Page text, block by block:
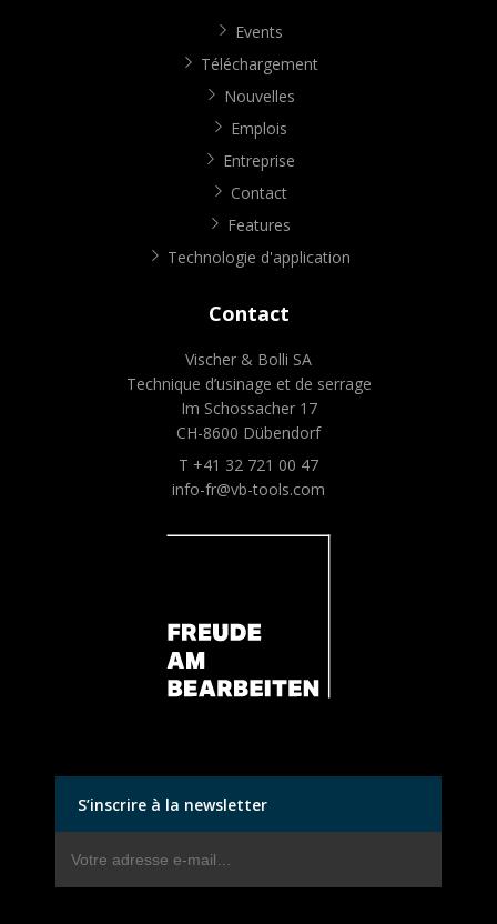
Events
Téléchargement
Nouvelles
Emplois
Entreprise
Contact
Features
Technologie d'application
Contact
Vischer & Bolli SA
Technique d’usinage et de serrage
Im Schossacher 17
CH-8600 Dübendorf
T +41 32 721 00 47
info-fr@vb-tools.com
S’inscrire à la newsletter